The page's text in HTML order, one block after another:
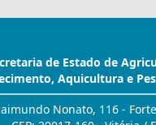
de Estado de
Aquicultura e
Nonato, 116 -